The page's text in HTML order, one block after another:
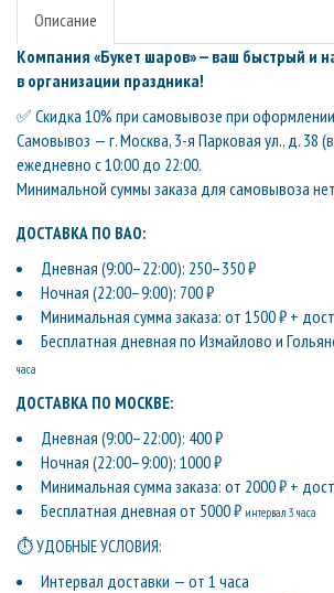
Описание
Компания «Букет шаров» — ваш быстрый и
в организации праздника!
✅ Скидка 10% при самовывозе при оформлении
Самовывоз — г. Москва, 3-я Парковая ул., д. 38
ежедневно с 10:00 до 22:00.
Минимальной суммы заказа для самовывоза
ДОСТАВКА ПО ВАО:
Дневная (9:00–22:00): 250–350 ₽
Ночная (22:00–9:00): 700 ₽
Минимальная сумма заказа: от 1500 ₽ +
Бесплатная дневная по Измайлово и
часа
ДОСТАВКА ПО МОСКВЕ:
Дневная (9:00–22:00): 400 ₽
Ночная (22:00–9:00): 1000 ₽
Минимальная сумма заказа: от 2000 ₽ +
Бесплатная дневная от 5000 ₽ интервал 3 часа
⏱ УДОБНЫЕ УСЛОВИЯ:
Интервал доставки — от 1 часа